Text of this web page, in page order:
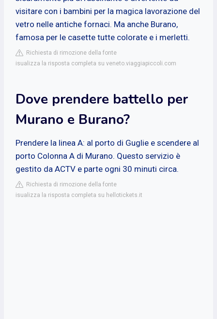
visitare con i bambini per la magica lavorazione del
vetro nelle antiche fornaci. Ma anche Burano,
famosa per le casette tutte colorate e i merletti.
Richiesta di rimozione della fonte
isualizza la risposta completa su veneto.viaggiapiccoli.com
Dove prendere battello per
Murano e Burano?
Prendere la linea A: al porto di Guglie e scendere al
porto Colonna A di Murano. Questo servizio è
gestito da ACTV e parte ogni 30 minuti circa.
Richiesta di rimozione della fonte
isualizza la risposta completa su hellotickets.it